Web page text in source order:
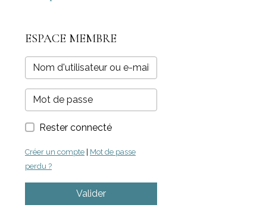
ESPACE MEMBRE
Rester connecté
Créer un compte
Mot de passe
perdu ?
Valider